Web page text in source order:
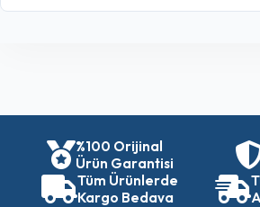
%100 Orijinal
Ürün Garantisi
Tüm Ürünlerde
Kargo Bedava